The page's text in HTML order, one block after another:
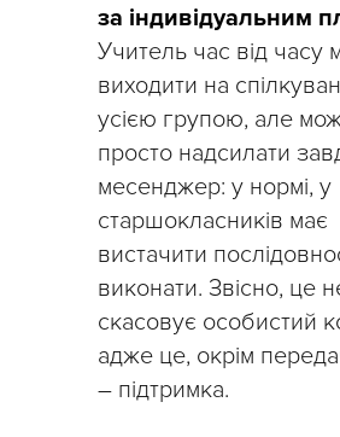
за індивідуальним
Учитель час від часу
виходити на
усією групою, але
просто надсилати
месенджер: у нормі, у
старшокласників має
вистачити
виконати. Звісно, це
скасовує особистий
адже це, окрім
– підтримка.